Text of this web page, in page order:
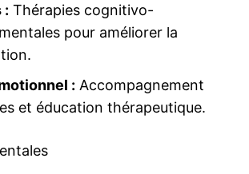
: Thérapies cognitivo-
pour améliorer la
: Accompagnement
et éducation thérapeutique.